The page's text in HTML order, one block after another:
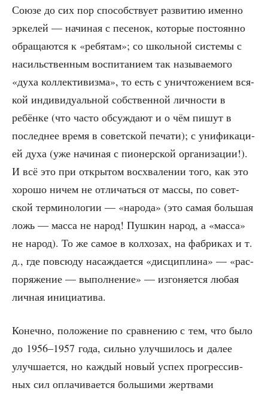
Сою­зе до сих пор спо­соб­ству­ет раз­ви­тию имен­но
эрке­лей — начи­ная с песе­нок, кото­рые посто­ян­но
обра­ща­ют­ся к «ребя­там»; со школь­ной систе­мы с
насиль­ствен­ным вос­пи­та­ни­ем так назы­ва­е­мо­го
«духа кол­лек­ти­виз­ма», то есть с уни­что­же­ни­ем вся­
кой инди­ви­ду­аль­ной соб­ствен­ной лич­но­сти в
ребён­ке (что часто обсуж­да­ют и о чём пишут в
послед­нее вре­мя в совет­ской печа­ти); с уни­фи­ка­ци­
ей духа (уже начи­ная с пио­нер­ской орга­ни­за­ции!).
И всё это при откры­том вос­хва­ле­нии того, как это
хоро­шо ничем не отли­чать­ся от мас­сы, по совет­
ской тер­ми­но­ло­гии — «наро­да» (это самая боль­шая
ложь — мас­са не народ! Пуш­кин народ, а «мас­са»
не народ). То же самое в кол­хо­зах, на фаб­ри­ках и т.
д., где повсю­ду насаж­да­ет­ся «дис­ци­пли­на» — «рас­
по­ря­же­ние — выпол­не­ние» — изго­ня­ет­ся любая
лич­ная инициатива.
Конеч­но, поло­же­ние по срав­не­нию с тем, что было
до 1956–1957 года, силь­но улуч­ши­лось и далее
улуч­ша­ет­ся, но каж­дый новый успех про­грес­сив­
ных сил опла­чи­ва­ет­ся боль­ши­ми жерт­ва­ми